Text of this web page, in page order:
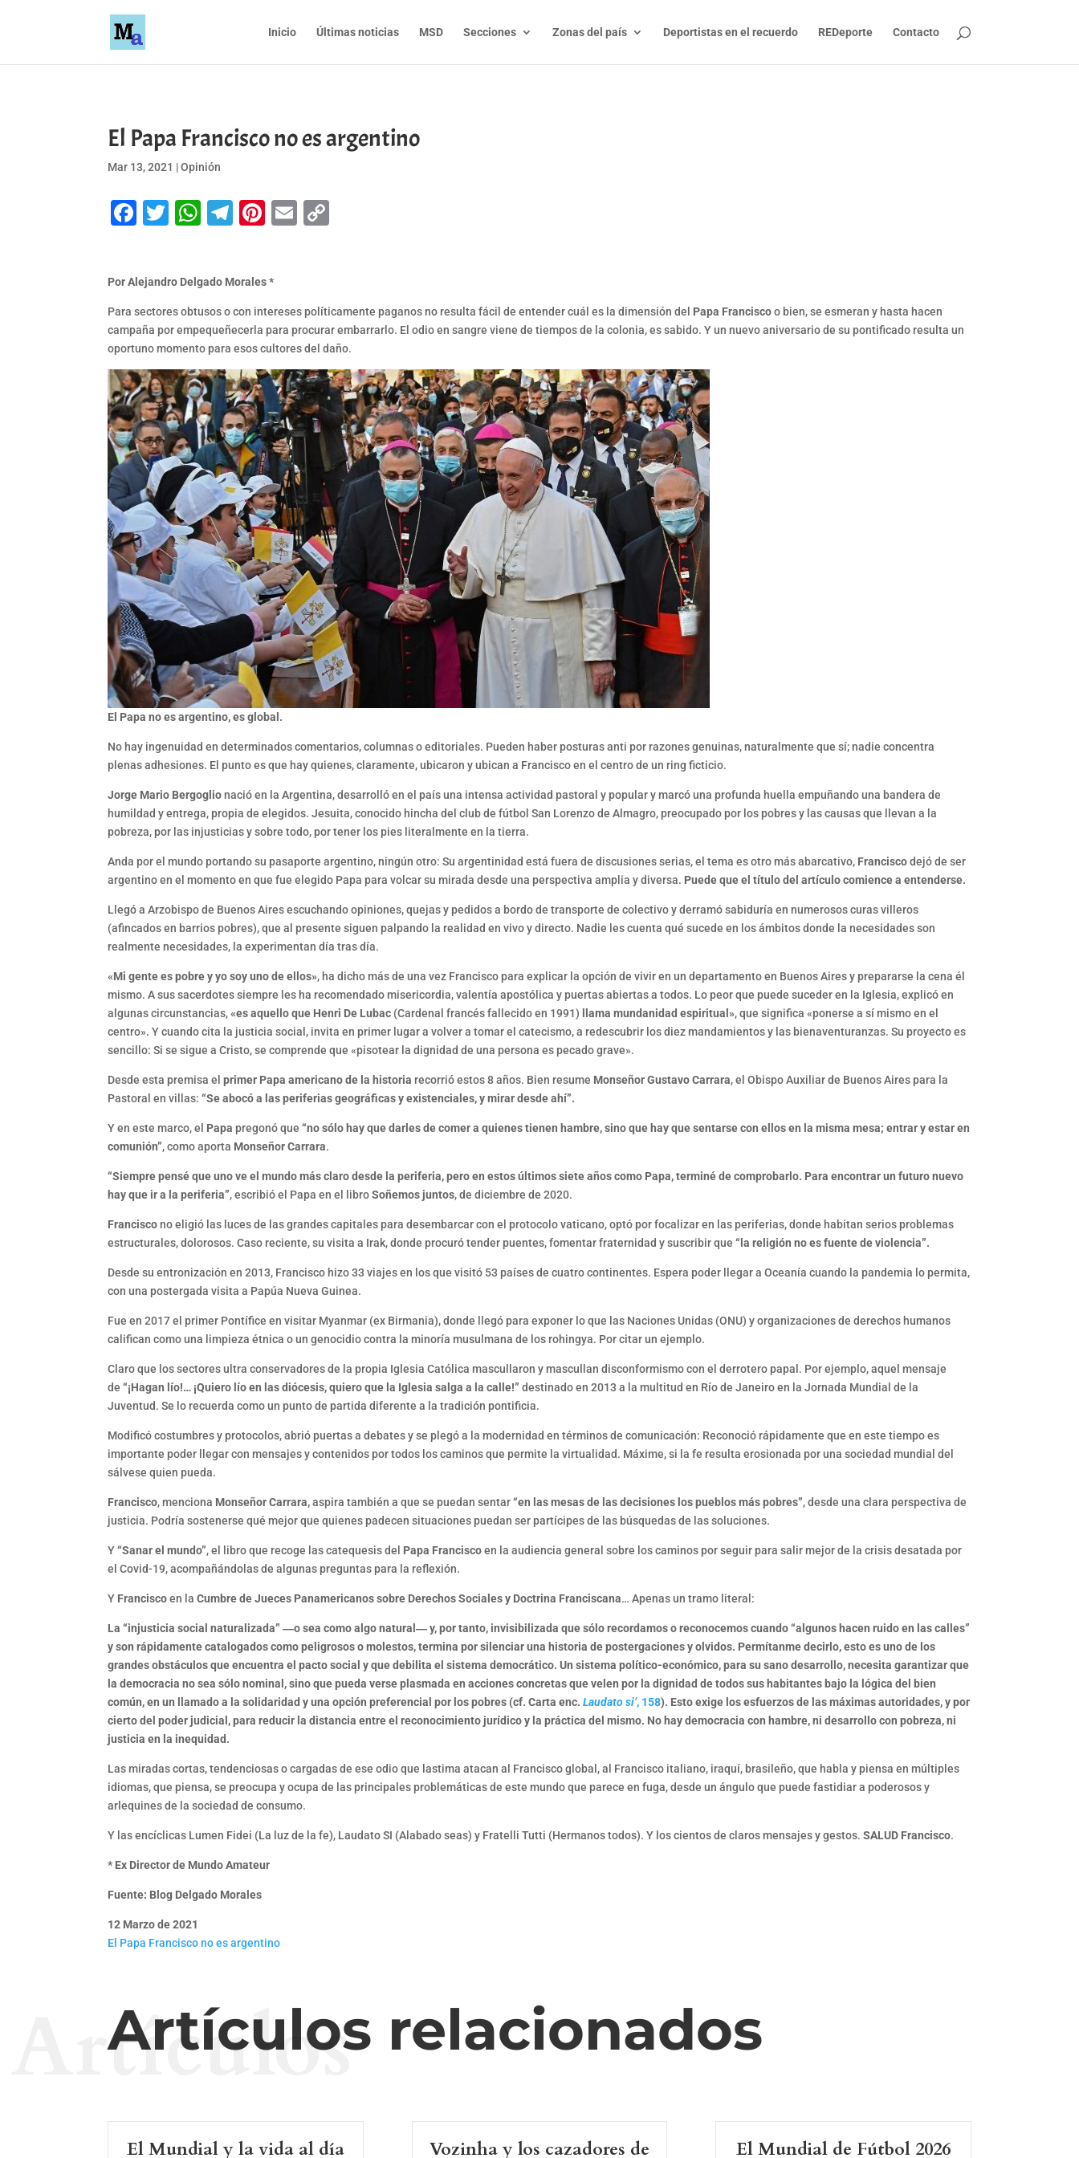
Inicio Últimas noticias MSD Secciones Zonas del país Deportistas en el recuerdo REDeporte Contacto
El Papa Francisco no es argentino
Mar 13, 2021 |Opinión
Facebook
Twitter
WhatsApp
Telegram
Pinterest
Email
Por Alejandro Delgado Morales *
Para sectores obtusos o con intereses políticamente paganos no resulta fácil de entender cuál es la dimensión del Papa Franciscoo bien, se esmeran y hasta hacen
campaña por empequeñecerla para procurar embarrarlo. El odio en sangre viene de tiempos de la colonia, es sabido. Y un nuevo aniversario de su pontificado resulta un
oportuno momento para esos cultores del daño.
El Papa no es argentino, es global.
No hay ingenuidad en determinados comentarios, columnas o editoriales. Pueden haber posturas anti por razones genuinas, naturalmente que sí; nadie concentra
plenas adhesiones. El punto es que hay quienes, claramente, ubicaron y ubican a Francisco en el centro de un ring ficticio.
Jorge Mario Bergoglionació en la Argentina, desarrolló en el país una intensa actividad pastoral y popular y marcó una profunda huella empuñando una bandera de
humildad y entrega, propia de elegidos. Jesuita, conocido hincha del club de fútbol San Lorenzo de Almagro, preocupado por los pobres y las causas que llevan a la
pobreza, por las injusticias y sobre todo, por tener los pies literalmente en la tierra.
Anda por el mundo portando su pasaporte argentino, ningún otro: Su argentinidad está fuera de discusiones serias, el tema es otro más abarcativo, Franciscodejó de ser
argentino en el momento en que fue elegido Papa para volcar su mirada desde una perspectiva amplia y diversa. Puede que el título del artículo comience a entenderse.
Llegó a Arzobispo de Buenos Aires escuchando opiniones, quejas y pedidos a bordo de transporte de colectivo y derramó sabiduría en numerosos curas villeros
(afincados en barrios pobres), que al presente siguen palpando la realidad en vivo y directo. Nadie les cuenta qué sucede en los ámbitos donde la necesidades son
realmente necesidades, la experimentan día tras día.
«Mi gente es pobre y yo soy uno de ellos», ha dicho más de una vez Francisco para explicar la opción de vivir en un departamento en Buenos Aires y prepararse la cena él
mismo. A sus sacerdotes siempre les ha recomendado misericordia, valentía apostólica y puertas abiertas a todos. Lo peor que puede suceder en la Iglesia, explicó en
algunas circunstancias,«es aquello que Henri De Lubac (Cardenal francés fallecido en 1991) llama mundanidad espiritual», que significa «ponerse a sí mismo en el
centro». Y cuando cita la justicia social, invita en primer lugar a volver a tomar el catecismo, a redescubrir los diez mandamientos y las bienaventuranzas. Su proyecto es
sencillo: Si se sigue a Cristo, se comprende que «pisotear la dignidad de una persona es pecado grave».
Desde esta premisa elprimer Papa americano de la historia recorrió estos 8 años. Bien resume Monseñor Gustavo Carrara, el Obispo Auxiliar de Buenos Aires para la
Pastoral en villas:“Se abocó a las periferias geográficas y existenciales, y mirar desde ahí”.
Y en este marco, el Papa pregonó que“no sólo hay que darles de comer a quienes tienen hambre, sino que hay que sentarse con ellos en la misma mesa; entrar y estar en
comunión”, como aporta Monseñor Carrara.
“Siempre pensé que uno ve el mundo más claro desde la periferia, pero en estos últimos siete años como Papa, terminé de comprobarlo. Para encontrar un futuro nuevo
hay que ir a la periferia”, escribió el Papa en el libroSoñemos juntos, de diciembre de 2020.
Franciscono eligió las luces de las grandes capitales para desembarcar con el protocolo vaticano, optó por focalizar en las periferias, donde habitan serios problemas
estructurales, dolorosos. Caso reciente, su visita a Irak, donde procuró tender puentes, fomentar fraternidad y suscribir que“la religión no es fuente de violencia”.
Desde su entronización en 2013, Francisco hizo 33 viajes en los que visitó 53 países de cuatro continentes. Espera poder llegar a Oceanía cuando la pandemia lo permita,
con una postergada visita a Papúa Nueva Guinea.
Fue en 2017 el primer Pontífice en visitar Myanmar (ex Birmania), donde llegó para exponer lo que las Naciones Unidas (ONU) y organizaciones de derechos humanos
califican como una limpieza étnica o un genocidio contra la minoría musulmana de los rohingya. Por citar un ejemplo.
Claro que los sectores ultra conservadores de la propia Iglesia Católica mascullaron y mascullan disconformismo con el derrotero papal. Por ejemplo, aquel mensaje
de“¡Hagan lío!… ¡Quiero lío en las diócesis, quiero que la Iglesia salga a la calle!” destinado en 2013 a la multitud en Río de Janeiro en la Jornada Mundial de la
Juventud. Se lo recuerda como un punto de partida diferente a la tradición pontificia.
Modificó costumbres y protocolos, abrió puertas a debates y se plegó a la modernidad en términos de comunicación: Reconoció rápidamente que en este tiempo es
importante poder llegar con mensajes y contenidos por todos los caminos que permite la virtualidad. Máxime, si la fe resulta erosionada por una sociedad mundial del
sálvese quien pueda.
Francisco, menciona Monseñor Carrara,aspira también a que se puedan sentar“en las mesas de las decisiones los pueblos más pobres”, desde una clara perspectiva de
justicia. Podría sostenerse qué mejor que quienes padecen situaciones puedan ser partícipes de las búsquedas de las soluciones.
Y“Sanar el mundo”, el libro que recoge las catequesis del Papa Franciscoen la audiencia general sobre los caminos por seguir para salir mejor de la crisis desatada por
el Covid-19, acompañándolas de algunas preguntas para la reflexión.
Y Franciscoen laCumbre de Jueces Panamericanos sobre Derechos Sociales y Doctrina Franciscana… Apenas un tramo literal:
La “injusticia social naturalizada” ―o sea como algo natural― y, por tanto, invisibilizada que sólo recordamos o reconocemos cuando “algunos hacen ruido en las calles”
y son rápidamente catalogados como peligrosos o molestos, termina por silenciar una historia de postergaciones y olvidos. Permítanme decirlo, esto es uno de los
grandes obstáculos que encuentra el pacto social y que debilita el sistema democrático. Un sistema político-económico, para su sano desarrollo, necesita garantizar que
la democracia no sea sólo nominal, sino que pueda verse plasmada en acciones concretas que velen por la dignidad de todos sus habitantes bajo la lógica del bien
común, en un llamado a la solidaridad y una opción preferencial por los pobres (cf. Carta enc.Laudato si’, 158). Esto exige los esfuerzos de las máximas autoridades, y por
cierto del poder judicial, para reducir la distancia entre el reconocimiento jurídico y la práctica del mismo. No hay democracia con hambre, ni desarrollo con pobreza, ni
justicia en la inequidad.
Las miradas cortas, tendenciosas o cargadas de ese odio que lastima atacan al Francisco global, al Francisco italiano, iraquí, brasileño, que habla y piensa en múltiples
idiomas, que piensa, se preocupa y ocupa de las principales problemáticas de este mundo que parece en fuga, desde un ángulo que puede fastidiar a poderosos y
arlequines de la sociedad de consumo.
Y las encíclicas Lumen Fidei (La luz de la fe), Laudato SI (Alabado seas) y Fratelli Tutti (Hermanos todos). Y los cientos de claros mensajes y gestos.SALUD Francisco.
* Ex Director de Mundo Amateur
Fuente: Blog Delgado Morales
12 Marzo de 2021
El Papa Francisco no es argentino
Artículos relacionados
Artículos
El Mundial y la vida al día Vozinha y los cazadores de El Mundial de Fútbol 2026